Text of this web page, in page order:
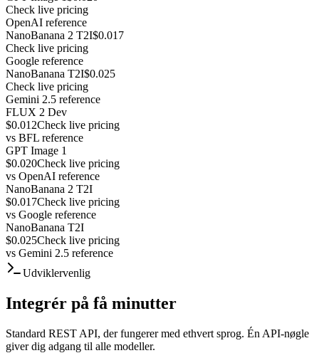
Check live pricing
OpenAI reference
NanoBanana 2 T2I$0.017
Check live pricing
Google reference
NanoBanana T2I$0.025
Check live pricing
Gemini 2.5 reference
FLUX 2 Dev
$0.012Check live pricing
vs BFL reference
GPT Image 1
$0.020Check live pricing
vs OpenAI reference
NanoBanana 2 T2I
$0.017Check live pricing
vs Google reference
NanoBanana T2I
$0.025Check live pricing
vs Gemini 2.5 reference
Udviklervenlig
Integrér på få minutter
Standard REST API, der fungerer med ethvert sprog. Én API-nøgle
giver dig adgang til alle modeller.